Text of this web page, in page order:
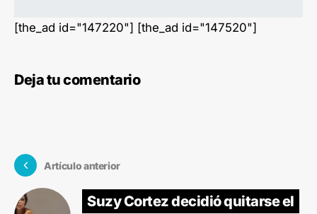
[the_ad id="147220"] [the_ad id="147520"]
Deja tu comentario
Artículo anterior
Suzy Cortez decidió quitarse el